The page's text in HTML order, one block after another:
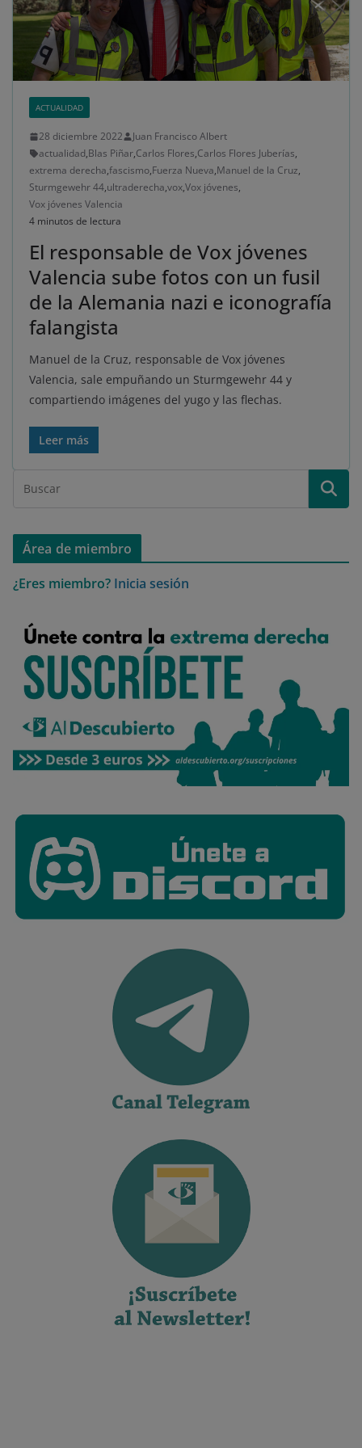
ACTUALIDAD
28 diciembre 2022
Juan Francisco Albert
actualidad,Blas Piñar,Carlos Flores,Carlos Flores Juberías,
extrema derecha,fascismo,Fuerza Nueva,Manuel de la Cruz,
Sturmgewehr 44,ultraderecha,vox,Vox jóvenes,
Vox jóvenes Valencia
4 minutos de lectura
El responsable de Vox jóvenes
Valencia sube fotos con un fusil
de la Alemania nazi e iconografía
falangista
Manuel de la Cruz, responsable de Vox jóvenes
Valencia, sale empuñando un Sturmgewehr 44 y
compartiendo imágenes del yugo y las flechas.
Leer más
Área de miembro
¿Eres miembro? Inicia sesión